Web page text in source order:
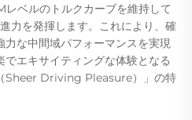
ベルのトルクカーブを維持して
力を発揮します。これにより、確
な中間域パフォーマンスを実現
でエキサイティングな体験となる
Sheer Driving Pleasure）」の特